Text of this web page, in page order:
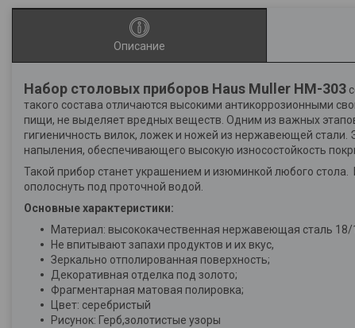
Описание
Набор столовых приборов Haus Muller HM-303
такого состава отличаются высокими антикоррозионными
пищи, не выделяет вредных веществ. Одним из важных
гигиеничность вилок, ложек и ножей из нержавеющей
напыления, обеспечивающего высокую износостойкость
Такой прибор станет украшением и изюминкой любого
ополоснуть под проточной водой.
Основные характеристики:
Материал: высококачественная нержавеющая сталь 18/
Не впитывают запахи продуктов и их вкус,
Зеркально отполированная поверхность;
Декоративная отделка под золото;
Фрагментарная матовая полировка;
Цвет: серебристый
Рисунок: Герб,золотистые узоры